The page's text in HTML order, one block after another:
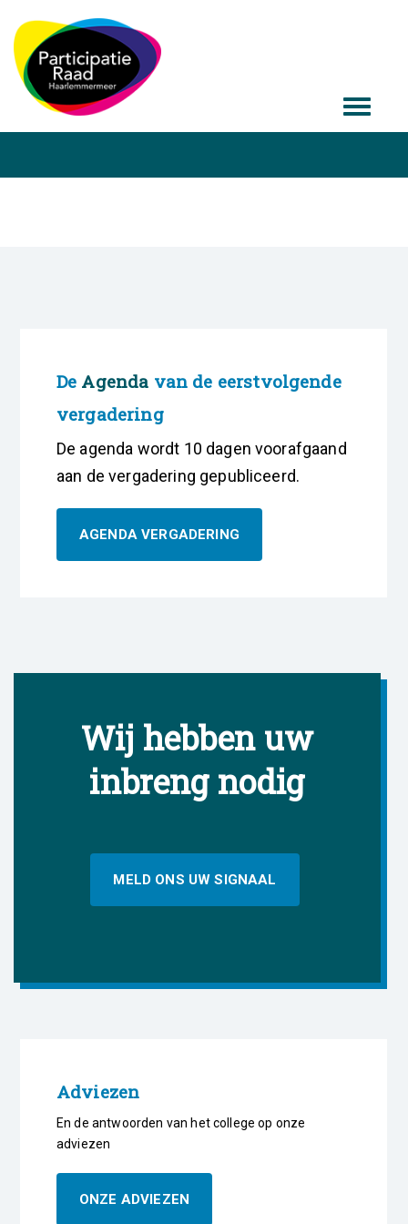
De Agenda van de eerstvolgende
vergadering
De agenda wordt 10 dagen voorafgaand
aan de vergadering gepubliceerd.
AGENDA VERGADERING
Wij hebben uw
inbreng nodig
MELD ONS UW SIGNAAL
Adviezen
En de antwoorden van het college op onze
adviezen
ONZE ADVIEZEN